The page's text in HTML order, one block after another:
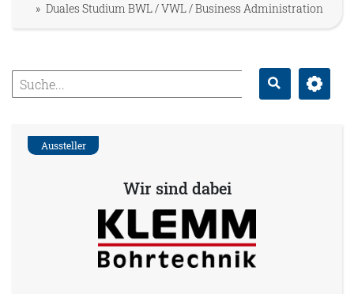
Duales Studium BWL / VWL / Business Administration
Suche
Aussteller
Wir sind dabei